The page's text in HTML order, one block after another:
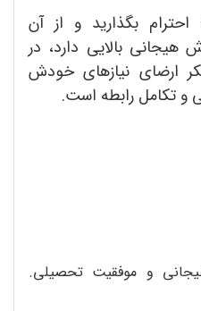
احترام بگذارید و از آن
بالایی دارد، در
ارضای نیازهای خودش
و تکامل رابطه است.
هوش هیجانی و موفقیت تحصیلی.